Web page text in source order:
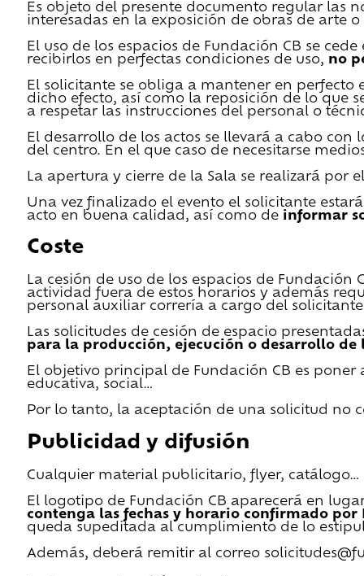
Es objeto del presente documento regular las
interesadas en la exposición de obras de arte
El uso de los espacios de Fundación CB se
recibirlos en perfectas condiciones de uso, no
El solicitante se obliga a mantener en perfecto
dicho efecto, así como la reposición de lo que
a respetar las instrucciones del personal o
El desarrollo de los actos se llevará a cabo
del centro. En el que caso de necesitarse
La apertura y cierre de la Sala se realizará por
Una vez finalizado el evento el solicitante
acto en buena calidad, así como de informar
Coste
La cesión de uso de los espacios de
actividad fuera de estos horarios y además
personal auxiliar correría a cargo del
Las solicitudes de cesión de espacio
para la producción, ejecución o desarrollo de
El objetivo principal de Fundación CB es
educativa, social…
Por lo tanto, la aceptación de una solicitud no
Publicidad y difusión
Cualquier material publicitario, flyer, catálogo…
El logotipo de Fundación CB aparecerá en
contenga las fechas y horario confirmado por
queda supeditada al cumplimiento de lo
Además, deberá remitir al correo